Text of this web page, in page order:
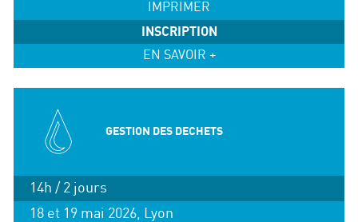
IMPRIMER
INSCRIPTION
EN SAVOIR +
GESTION DES DECHETS
14h / 2 jours
18 et 19 mai 2026, Lyon